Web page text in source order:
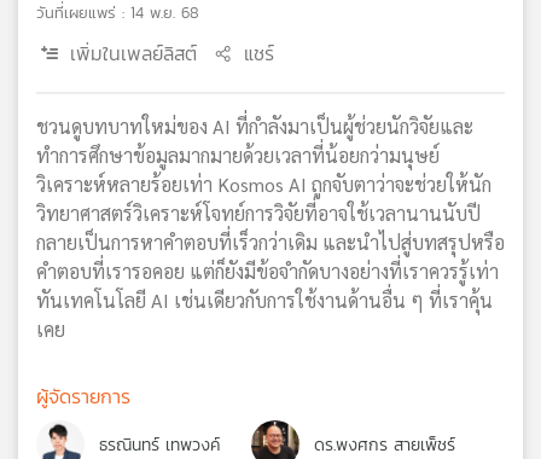
เครือ
ข่าย
วันที่เผยแพร่ : 14 พ.ย. 68
เพิ่มในเพลย์ลิสต์ แชร์
ชวนดูบทบาทใหม่ของ AI ที่กำลังมาเป็นผู้ช่วยนักวิจัยและ
ทำการศึกษาข้อมูลมากมายด้วยเวลาที่น้อยกว่ามนุษย์
วิเคราะห์หลายร้อยเท่า Kosmos AI ถูกจับตาว่าจะช่วยให้นัก
วิทยาศาสตร์วิเคราะห์โจทย์การวิจัยที่อาจใช้เวลานานนับปี
กลายเป็นการหาคำตอบที่เร็วกว่าเดิม และนำไปสู่บทสรุปหรือ
คำตอบที่เรารอคอย แต่ก็ยังมีข้อจำกัดบางอย่างที่เราควรรู้เท่า
ทันเทคโนโลยี AI เช่นเดียวกับการใช้งานด้านอื่น ๆ ที่เราคุ้น
เคย
ผู้จัดรายการ
ธรณินทร์ เทพวงค์ ดร.พงศกร สายเพ็ชร์